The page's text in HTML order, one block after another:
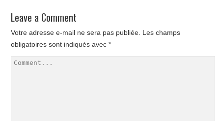
Leave a Comment
Votre adresse e-mail ne sera pas publiée. Les champs
obligatoires sont indiqués avec*